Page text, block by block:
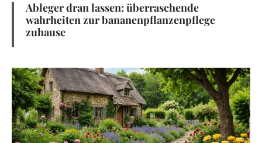
Ableger dran lassen: überraschende
wahrheiten zur bananenpflanzenpflege
zuhause